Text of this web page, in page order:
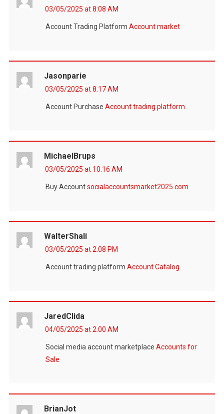
03/05/2025 at 8:08 AM
Account Trading Platform Account market
Jasonparie
03/05/2025 at 8:17 AM
Account Purchase Account trading platform
MichaelBrups
03/05/2025 at 10:16 AM
Buy Accountsocialaccountsmarket2025.com
WalterShali
03/05/2025 at 2:08 PM
Account trading platform Account Catalog
JaredClida
04/05/2025 at 2:00 AM
Social media account marketplace Accounts for
Sale
BrianJot